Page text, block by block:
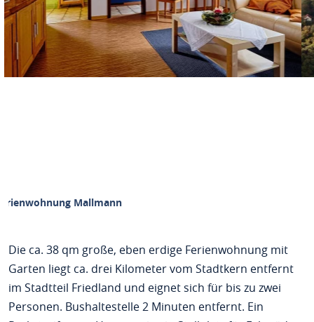
Mallmann
Die ca. 38 qm große, eben erdige Ferienwohnung mit
Garten liegt ca. drei Kilometer vom Stadtkern entfernt
im Stadtteil Friedland und eignet sich für bis zu zwei
Personen. Bushaltestelle 2 Minuten entfernt. Ein